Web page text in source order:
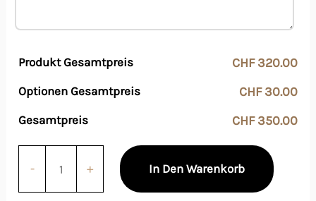
Produkt Gesamtpreis CHF 320.00
Optionen Gesamtpreis CHF 30.00
Gesamtpreis CHF 350.00
- + In Den Warenkorb